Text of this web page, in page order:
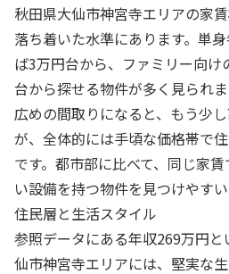
秋田県大仙市神宮寺エリアの家
落ち着いた水準にあります。単
ば3万円台から、ファミリー向け
台から探せる物件が多く見られ
広めの間取りになると、もう少
が、全体的には手頃な価格帯で
です。都市部に比べて、同じ家
い設備を持つ物件を見つけやすい
住民層と生活スタイル
参照データにある年収269万円
仙市神宮寺エリアには、堅実な